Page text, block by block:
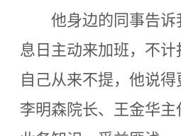
他身边的同事告
息日主动来加班，不
自己从来不提，他说
李明森院长、王金华